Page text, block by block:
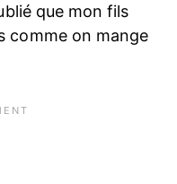
que mon fils
comme on mange